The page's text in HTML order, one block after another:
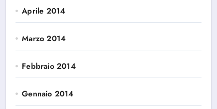
Aprile 2014
Marzo 2014
Febbraio 2014
Gennaio 2014